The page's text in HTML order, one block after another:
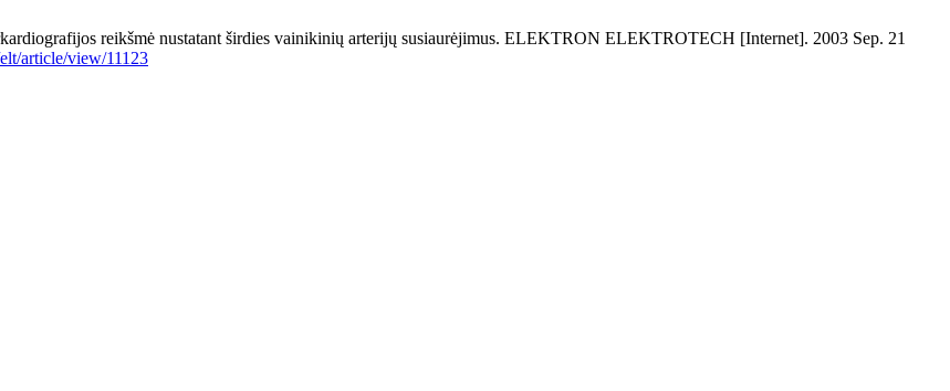
reikšmė nustatant širdies vainikinių arterijų susiaurėjimus. ELEKTRON ELEKTROTECH [Internet]. 2003 Sep. 21
article/view/11123